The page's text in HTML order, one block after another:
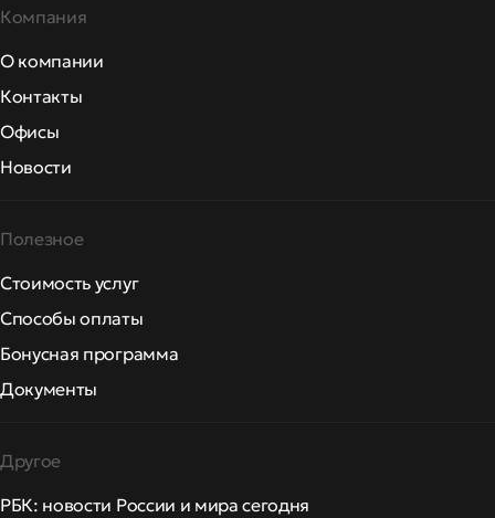
Компания
О компании
Контакты
Офисы
Новости
Полезное
Стоимость услуг
Способы оплаты
Бонусная программа
Документы
Другое
РБК: новости России и мира сегодня